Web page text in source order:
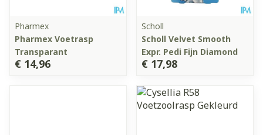
Pharmex
Pharmex Voetrasp
Transparant
€ 14,96
Scholl
Scholl Velvet Smooth
Expr. Pedi Fijn Diamond
€ 17,98